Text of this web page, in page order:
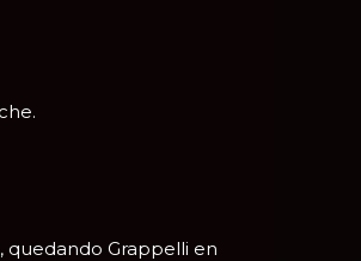
quedando Grappelli en